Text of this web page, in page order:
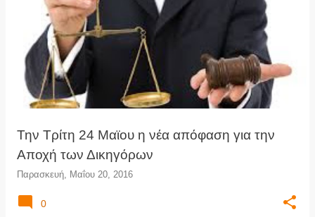
Την Τρίτη 24 Μαϊου η νέα απόφαση για την
Αποχή των Δικηγόρων
Παρασκευή, Μαΐου 20, 2016
0